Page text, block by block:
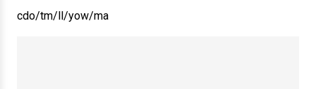
cdo/tm/ll/yow/ma